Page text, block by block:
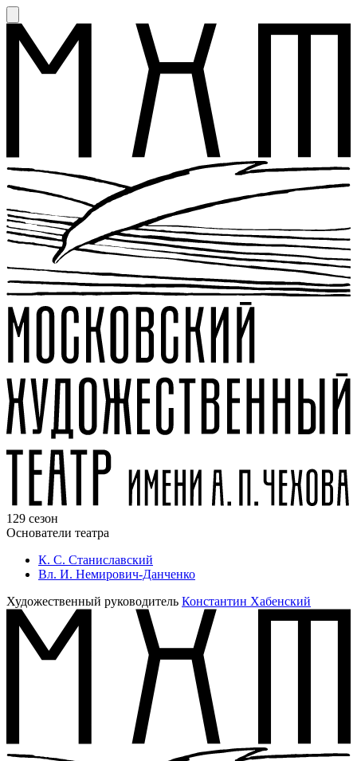
129 сезон
Основатели театра
К. С. Станиславский
Вл. И. Немирович-Данченко
Художественный руководитель Константин Хабенский